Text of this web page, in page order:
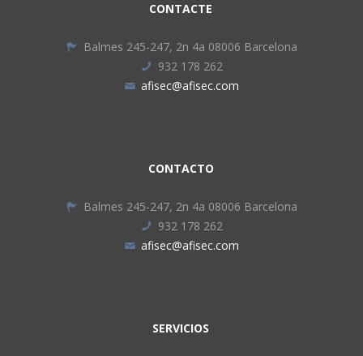
CONTACTE
Balmes 245-247, 2n 4a 08006 Barcelona
932 178 262
afisec@afisec.com
CONTACTO
Balmes 245-247, 2n 4a 08006 Barcelona
932 178 262
afisec@afisec.com
SERVICIOS